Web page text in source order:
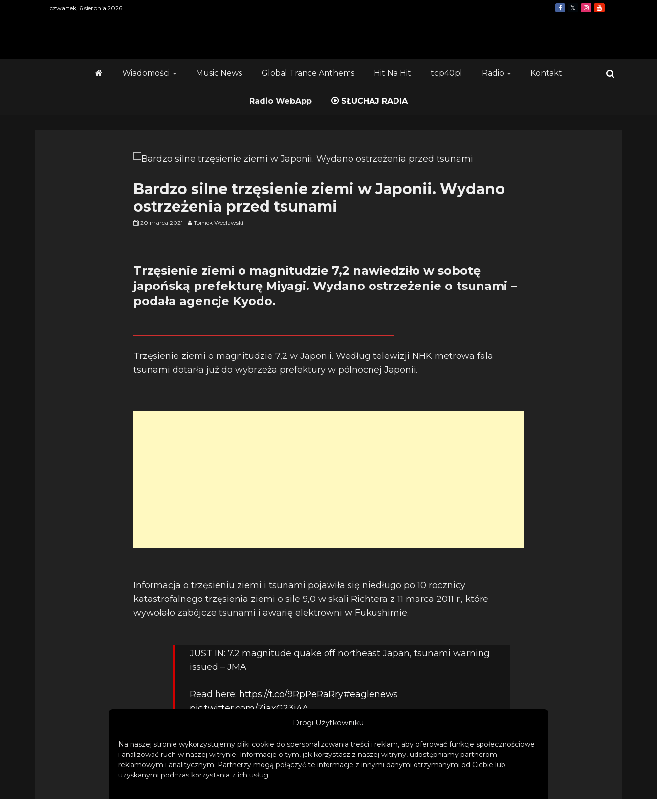
Drogi Użytkowniku
Na naszej stronie wykorzystujemy pliki cookie do spersonalizowania treści i reklam, aby oferować funkcje społecznościowe
i analizować ruch w naszej witrynie. Informacje o tym, jak korzystasz z naszej witryny, udostępniamy partnerom
reklamowym i analitycznym. Partnerzy mogą połączyć te informacje z innymi danymi otrzymanymi od Ciebie lub
uzyskanymi podczas korzystania z ich usług.
czwartek, 6 sierpnia 2026
Wiadomości Music News Global Trance Anthems Hit Na Hit top40pl Radio Kontakt
Radio WebApp SŁUCHAJ RADIA
Bardzo silne trzęsienie ziemi w Japonii. Wydano
ostrzeżenia przed tsunami
20 marca 2021 Tomek Weclawski
Trzęsienie ziemi o magnitudzie 7,2 nawiedziło w sobotę
japońską prefekturę Miyagi. Wydano ostrzeżenie o tsunami –
podała agencje Kyodo.
Trzęsienie ziemi o magnitudzie 7,2 w Japonii. Według telewizji NHK metrowa fala
tsunami dotarła już do wybrzeża prefektury w północnej Japonii.
Informacja o trzęsieniu ziemi i tsunami pojawiła się niedługo po 10 rocznicy
katastrofalnego trzęsienia ziemi o sile 9,0 w skali Richtera z 11 marca 2011 r., które
wywołało zabójcze tsunami i awarię elektrowni w Fukushimie.
JUST IN: 7.2 magnitude quake off northeast Japan, tsunami warning
issued – JMA
Read here: https://t.co/9RpPeRaRry#eaglenews
pic.twitter.com/ZiaxG23j4A
Japonia jest regularnie nawiedzana przez trzęsienia ziemi i ma surowe przepisy